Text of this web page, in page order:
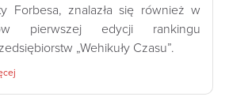
Forbesa, znalazła się również w
pierwszej edycji rankingu
„Wehikuły Czasu”.